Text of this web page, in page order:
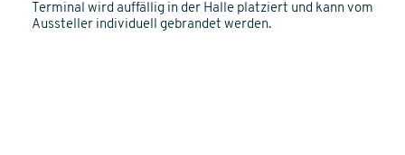
Terminal wird auffällig in der Halle platziert und kann vom
Aussteller individuell gebrandet werden.